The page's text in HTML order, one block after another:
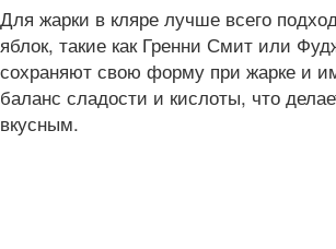
Для жарки в кляре лучше всего
яблок, такие как Гренни Смит или
сохраняют свою форму при жарке и
баланс сладости и кислоты, что
вкусным.